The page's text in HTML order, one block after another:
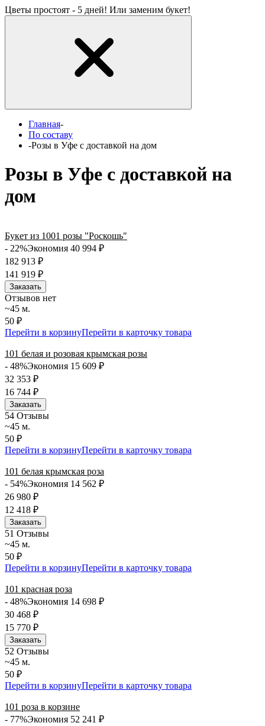
Цветы простоят - 5 дней! Или заменим букет!
Главная-
По составу
-Розы в Уфе с доставкой на дом
Розы в Уфе с доставкой на
дом
Букет из 1001 розы "Роскошь"
- 22%Экономия 40 994 ₽
182 913 ₽
141 919 ₽
Заказать
Отзывов нет
~45 м.
50 ₽
Перейти в корзинуПерейти в карточку товара
101 белая и розовая крымская розы
- 48%Экономия 15 609 ₽
32 353 ₽
16 744 ₽
Заказать
54 Отзывы
~45 м.
50 ₽
Перейти в корзинуПерейти в карточку товара
101 белая крымская роза
- 54%Экономия 14 562 ₽
26 980 ₽
12 418 ₽
Заказать
51 Отзывы
~45 м.
50 ₽
Перейти в корзинуПерейти в карточку товара
101 красная роза
- 48%Экономия 14 698 ₽
30 468 ₽
15 770 ₽
Заказать
52 Отзывы
~45 м.
50 ₽
Перейти в корзинуПерейти в карточку товара
101 роза в корзине
- 77%Экономия 52 241 ₽